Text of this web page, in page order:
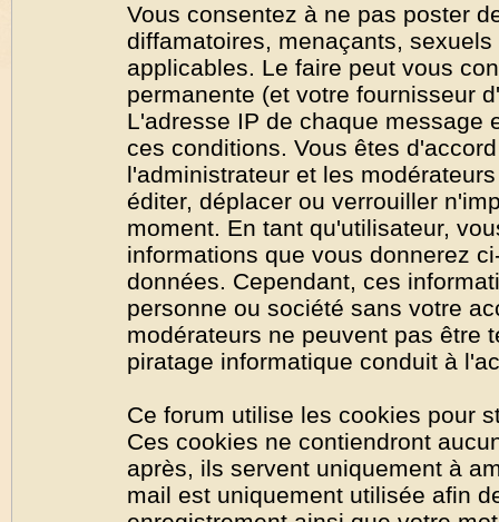
Vous consentez à ne pas poster
diffamatoires, menaçants,
applicables. Le faire peut vous
permanente (et votre fournisseur
L'adresse IP de chaque message
ces conditions. Vous êtes
l'administrateur et les
éditer, déplacer ou verrouiller
moment. En tant qu'utilisateur,
informations que vous donnerez
données. Cependant, ces
personne ou société sans votre
modérateurs ne peuvent pas être
piratage informatique conduit à
Ce forum utilise les cookies pour
Ces cookies ne contiendront
après, ils servent uniquement à
mail est uniquement utilisée afin